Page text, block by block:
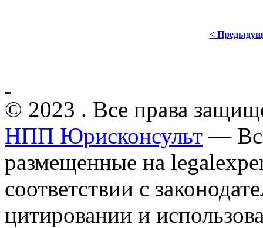
<
© 2023 . Все права
НПП Юрисконсульт —
размещенные на
соответствии с
цитировании и